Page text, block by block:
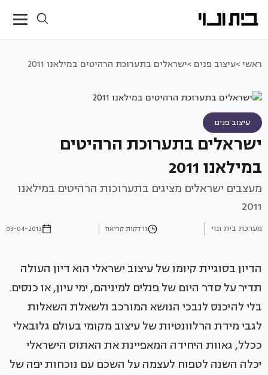
ראשי >עיצוב פנים >ישראלים בתערוכת הרהיטים במילאנו 2011
עיצוב פנים
ישראלים בתערוכת הרהיטים
במילאנו 2011
מעצבים ישראלים מציגים בתערוכות הרהיטים במילאנו
2011
מערכת בית ונוי 11 דקות קריאה 03-04-2013
הדיון בסוגיית קיומו של עיצוב ישראלי הוא דיון העולה
תדיר על סדר היום של פנלים למיניהם, ימי עיון, או כנסים.
בלי להיכנס לנבכי הנושא המורכב ולשאלת השאלות
לגבי מידת הרלוונטיות של עיצוב מקומי בעולם גלובאלי
ככלל, גאוות היחידה המאפיינת את האתוס הישראלי
יכלה השנה לטפוח לעצמה על השכם עם נוכחות יפה של